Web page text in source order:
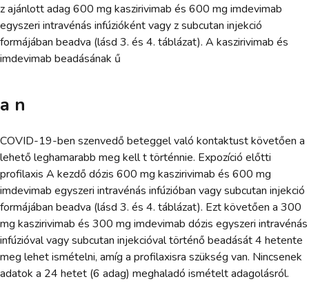
z ajánlott adag 600 mg kaszirivimab és 600 mg imdevimab
egyszeri intravénás infúzióként vagy z subcutan injekció
formájában beadva (lásd 3. és 4. táblázat). A kaszirivimab és
imdevimab beadásának ű
a n
COVID-19-ben szenvedő beteggel való kontaktust követően a
lehető leghamarabb meg kell t történnie. Expozíció előtti
profilaxis A kezdő dózis 600 mg kaszirivimab és 600 mg
imdevimab egyszeri intravénás infúzióban vagy subcutan injekció
formájában beadva (lásd 3. és 4. táblázat). Ezt követően a 300
mg kaszirivimab és 300 mg imdevimab dózis egyszeri intravénás
infúzióval vagy subcutan injekcióval történő beadását 4 hetente
meg lehet ismételni, amíg a profilaxisra szükség van. Nincsenek
adatok a 24 hetet (6 adag) meghaladó ismételt adagolásról.